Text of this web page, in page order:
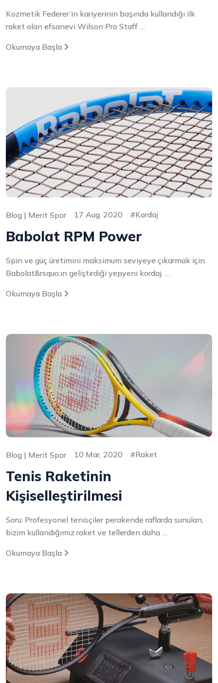
Kozmetik Federer’in kariyerinin başında kullandığı ilk
raket olan efsanevi Wilson Pro Staff …
Okumaya Başla
Blog | Merit Spor 17 Aug, 2020 Kordaj
Babolat RPM Power
Spin ve güç üretimini maksimum seviyeye çıkarmak için
Babolat&rsquo;ın geliştirdiği yepyeni kordaj. …
Okumaya Başla
Blog | Merit Spor 10 Mar, 2020 Raket
Tenis Raketinin
Kişiselleştirilmesi
Soru: Profesyonel tenisçiler perakende raflarda sunulan,
bizim kullandığımız raket ve tellerden daha …
Okumaya Başla